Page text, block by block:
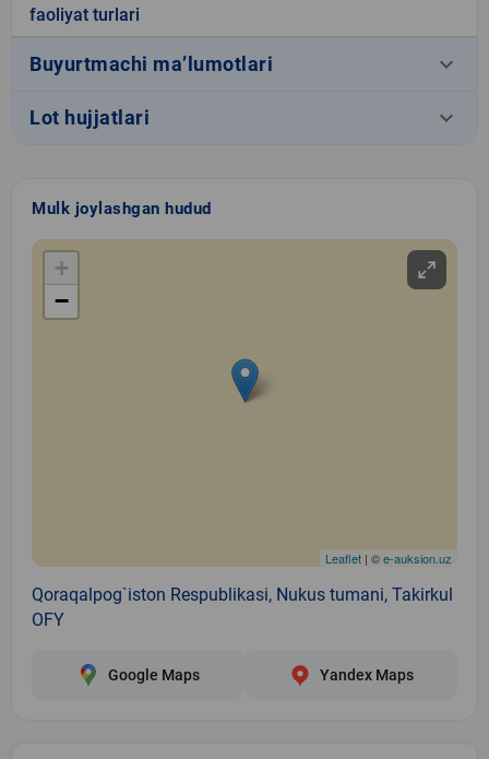
faoliyat turlari
Buyurtmachi ma’lumotlari keyboard_arrow_down
Lot hujjatlari keyboard_arrow_down
Mulk joylashgan hudud
+
−
Leaflet | ©e-auksion.uz
Qoraqalpog`iston Respublikasi, Nukus tumani, Takirkul
OFY
Google Maps Yandex Maps